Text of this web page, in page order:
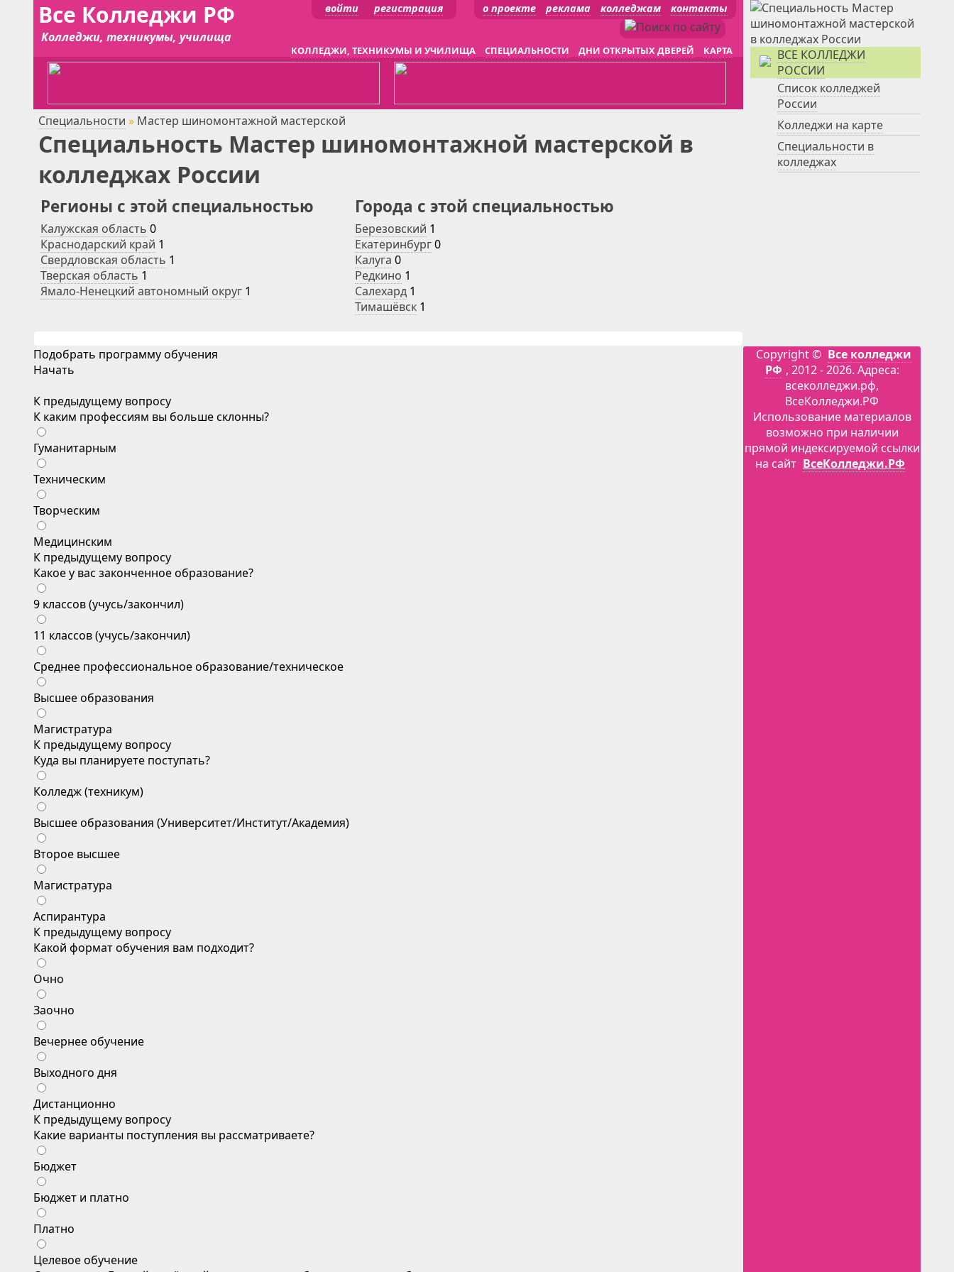
Все Колледжи РФ
Колледжи, техникумы, училища
о проекте реклама колледжам контакты
войти регистрация
КОЛЛЕДЖИ, ТЕХНИКУМЫ И УЧИЛИЩА СПЕЦИАЛЬНОСТИ ДНИ ОТКРЫТЫХ ДВЕРЕЙ КАРТА
Специальности » Мастер шиномонтажной мастерской
Специальность Мастер шиномонтажной мастерской в
колледжах России
Регионы с этой специальностью
Калужская область 0
Краснодарский край 1
Свердловская область 1
Тверская область 1
Ямало-Ненецкий автономный округ 1
Города с этой специальностью
Березовский 1
Екатеринбург0
Калуга 0
Редкино 1
Салехард 1
Тимашёвск 1
ВСЕ КОЛЛЕДЖИ
РОССИИ
Список колледжей
России
Колледжи на карте
Специальности в
колледжах
Подобрать программу обучения
Начать
К предыдущему вопросу
К каким профессиям вы больше склонны?
Гуманитарным
Техническим
Творческим
Медицинским
К предыдущему вопросу
Какое у вас законченное образование?
9 классов (учусь/закончил)
11 классов (учусь/закончил)
Среднее профессиональное образование/техническое
Высшее образования
Магистратура
К предыдущему вопросу
Куда вы планируете поступать?
Колледж (техникум)
Высшее образования (Университет/Институт/Академия)
Второе высшее
Магистратура
Аспирантура
К предыдущему вопросу
Какой формат обучения вам подходит?
Очно
Заочно
Вечернее обучение
Выходного дня
Дистанционно
К предыдущему вопросу
Какие варианты поступления вы рассматриваете?
Бюджет
Бюджет и платно
Платно
Целевое обучение
Copyright © Все колледжи
РФ , 2012 - 2026. Адреса:
всеколледжи.рф,
ВсеКолледжи.РФ
Использование материалов
возможно при наличии
прямой индексируемой ссылки
на сайт ВсеКолледжи.РФ